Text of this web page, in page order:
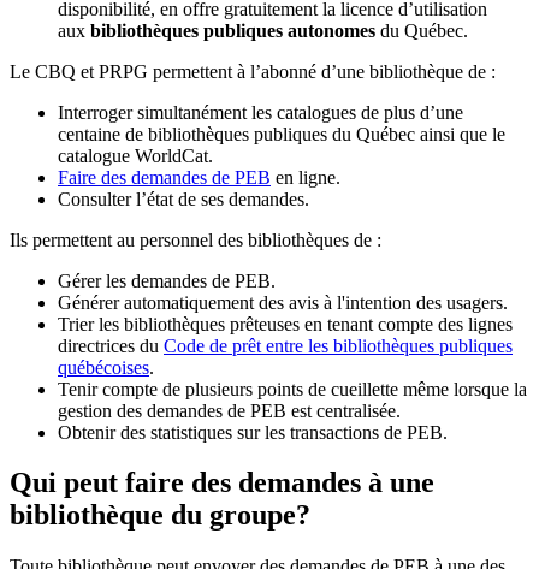
disponibilité, en offre gratuitement la licence d’utilisation
aux bibliothèques publiques autonomes du Québec.
Le CBQ et PRPG permettent à l’abonné d’une bibliothèque de :
Interroger simultanément les catalogues de plus d’une
centaine de bibliothèques publiques du Québec ainsi que le
catalogue WorldCat.
Faire des demandes de PEB en ligne.
Consulter l’état de ses demandes.
Ils permettent au personnel des bibliothèques de :
Gérer les demandes de PEB.
Générer automatiquement des avis à l'intention des usagers.
Trier les bibliothèques prêteuses en tenant compte des lignes
directrices du Code de prêt entre les bibliothèques publiques
québécoises.
Tenir compte de plusieurs points de cueillette même lorsque la
gestion des demandes de PEB est centralisée.
Obtenir des statistiques sur les transactions de PEB.
Qui peut faire des demandes à une
bibliothèque du groupe?